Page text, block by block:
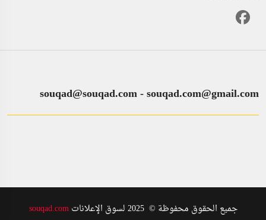
souqad@souqad.com-souqad.com@gmail.com
جميع الحقوق محفوظة © 2025 لسوق الإعلانات souqad.com